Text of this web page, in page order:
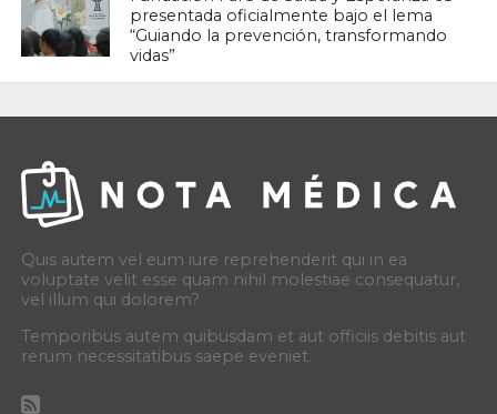
presentada oficialmente bajo el lema
“Guiando la prevención, transformando
vidas”
Quis autem vel eum iure reprehenderit qui in ea
voluptate velit esse quam nihil molestiae consequatur,
vel illum qui dolorem?
Temporibus autem quibusdam et aut officiis debitis aut
rerum necessitatibus saepe eveniet.